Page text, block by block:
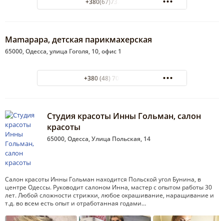
+380(67)737-48-91
Mamapapa, детская парикмахерская
65000, Одесса, улица Гоголя, 10, офис 1
+380 (48) 701-28-89
Студия красоты Инны Гольман, салон
красоты
65000, Одесса, Улица Польская, 14
Салон красоты Инны Гольман находится Польской угол Бунина, в
центре Одессы. Руководит салоном Инна, мастер с опытом работы 30
лет. Любой сложности стрижки, любое окрашивание, наращивание и
т.д. во всем есть опыт и отработанная годами…